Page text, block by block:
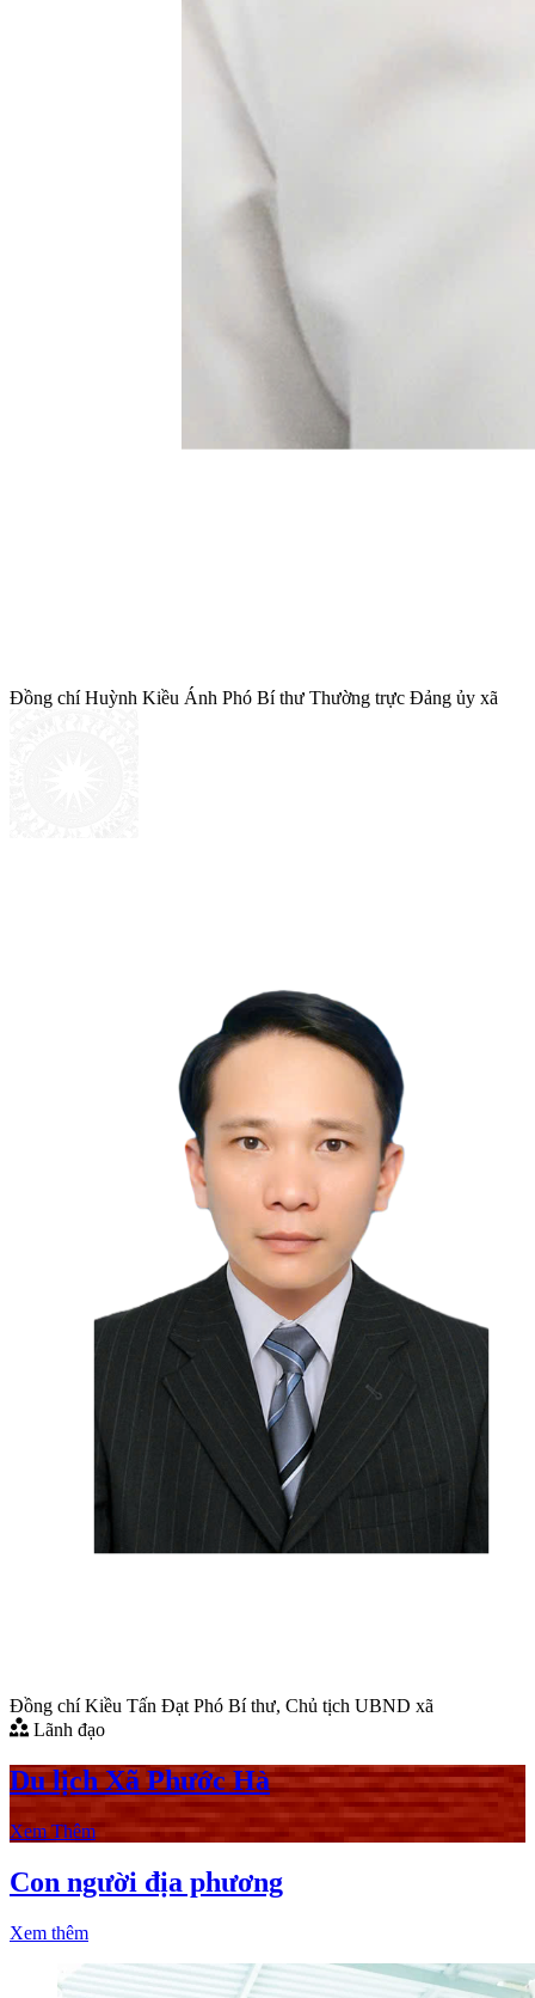
Đồng chí Huỳnh Kiều Ánh Phó Bí thư Thường trực Đảng ủy xã
Đồng chí Kiều Tấn Đạt Phó Bí thư, Chủ tịch UBND xã
Lãnh đạo
Du lịch Xã Phước Hà
Xem Thêm
Con người địa phương
Xem thêm